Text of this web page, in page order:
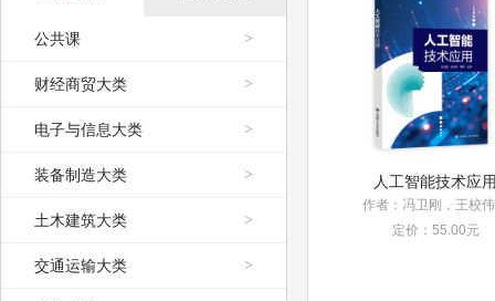
公共课 >
财经商贸大类 >
电子与信息大类 >
装备制造大类 >
土木建筑大类 >
交通运输大类 >
人工智能技术应
定价：55.00元